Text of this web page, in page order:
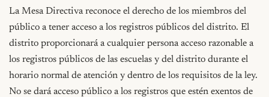
La Mesa Directiva reconoce el derecho de los miembros del
público a tener acceso a los registros públicos del distrito. El
distrito proporcionará a cualquier persona acceso razonable a
los registros públicos de las escuelas y del distrito durante el
horario normal de atención y dentro de los requisitos de la ley.
No se dará acceso público a los registros que estén exentos de